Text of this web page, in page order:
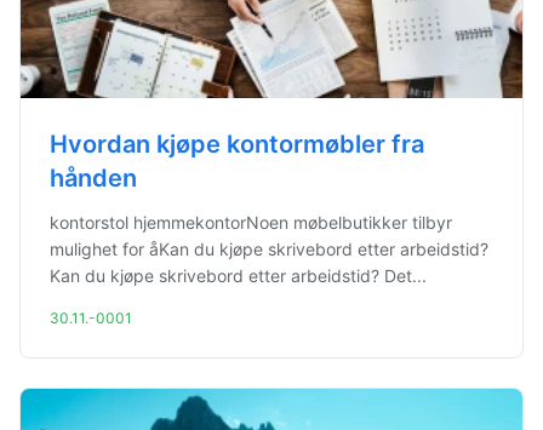
Hvordan kjøpe kontormøbler fra
hånden
kontorstol hjemmekontorNoen møbelbutikker tilbyr
mulighet for åKan du kjøpe skrivebord etter arbeidstid?
Kan du kjøpe skrivebord etter arbeidstid? Det...
30.11.-0001